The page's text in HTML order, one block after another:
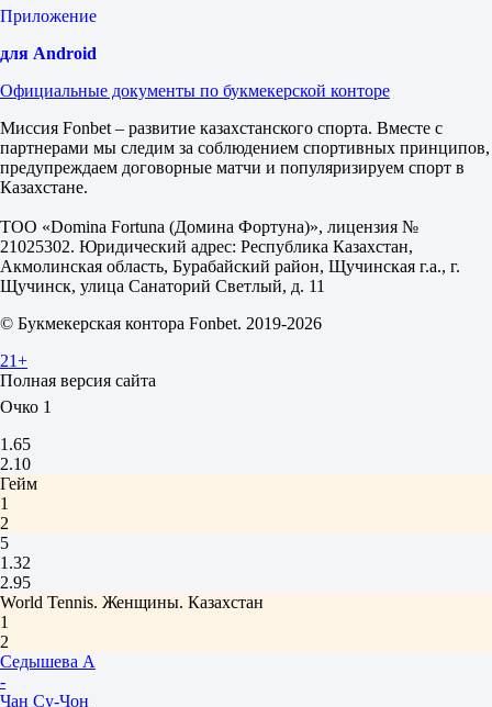
Сеты
М
2.35
1.53
Очко
1
2
1-й сет
Дорофеева-Рыбас Ф
-
Ван Зонневельд Ш
Очко
2
Гейм 4
Очко 1
1.65
2.10
Гейм
1
2
5
1.32
2.95
World Tennis. Женщины. Казахстан
1
2
Седышева А
-
Чан Су-Чон
Приложение
для Android
Официальные документы по букмекерской конторе
Миссия Fonbet – развитие казахстанского спорта. Вместе с
партнерами мы следим за соблюдением спортивных принципов,
предупреждаем договорные матчи и популяризируем спорт в
Казахстане.
ТОО «Domina Fortuna (Домина Фортуна)», лицензия №
21025302. Юридический адрес: Республика Казахстан,
Акмолинская область, Бурабайский район, Щучинская г.а., г.
Щучинск, улица Санаторий Светлый, д. 11
© Букмекерская контора Fonbet. 2019-2026
21+
Полная версия сайта